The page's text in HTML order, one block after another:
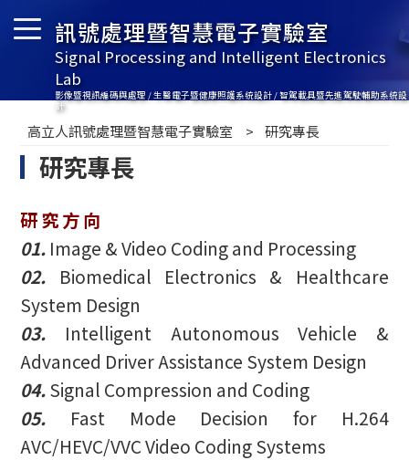
訊號處理暨智慧電子實驗室
Signal Processing and Intelligent Electronics
Lab
影像暨視訊編碼與處理 / 生醫電子暨健康照護系統設計 / 智駕載具暨先進駕駛輔助系統設
計
高立人訊號處理暨智慧電子實驗室 研究專長
研究專長
研 究 方 向
01. Image & Video Coding and Processing
02. Biomedical Electronics & Healthcare
System Design
03. Intelligent Autonomous Vehicle &
Advanced Driver Assistance System Design
04.Signal Compression and Coding
05. Fast Mode Decision for H.264
AVC/HEVC/VVC Video Coding Systems